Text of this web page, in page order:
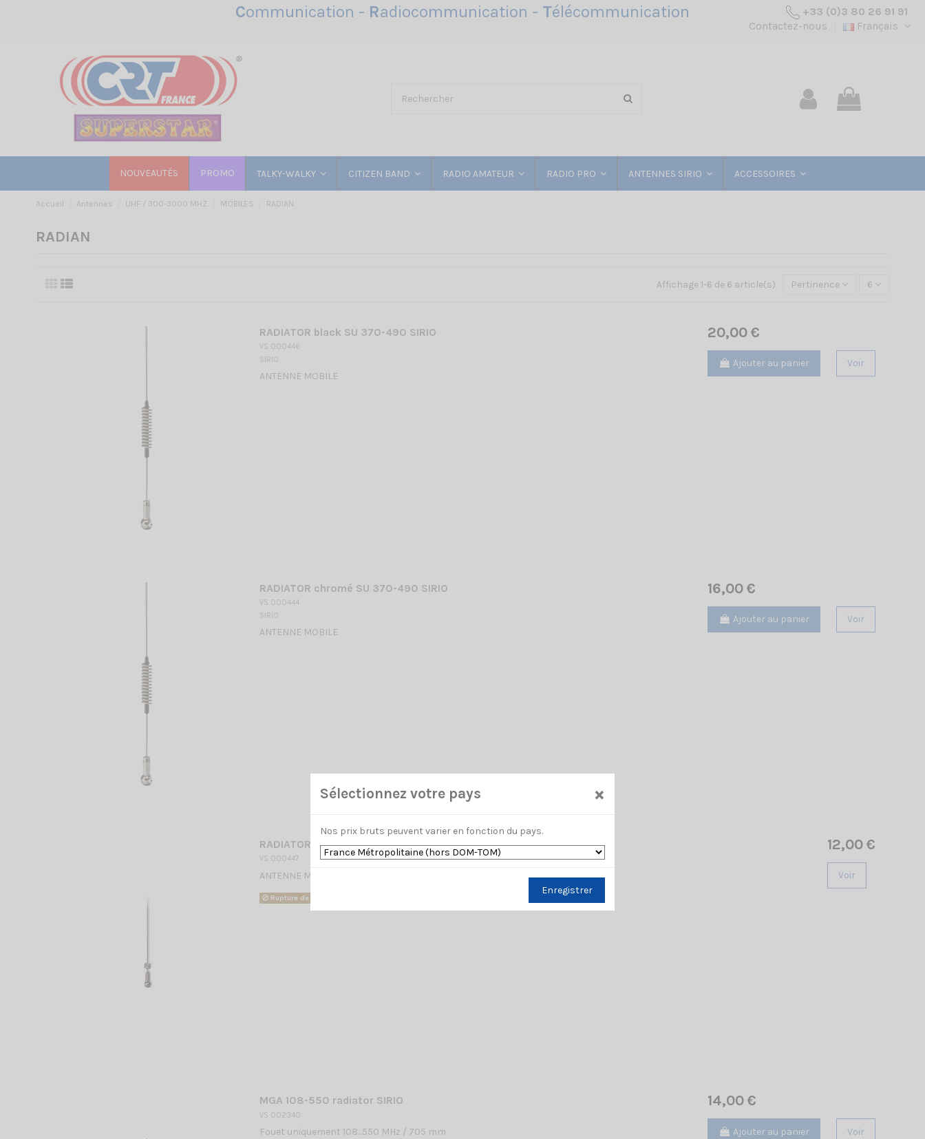
Communication - Radiocommunication - Télécommunication
+33 (0)3 80 26 91 91
Contactez-nous
Français
NOUVEAUTÉS PROMO TALKY-WALKY CITIZEN BAND RADIO AMATEUR RADIO PRO ANTENNES SIRIO ACCESSOIRES
Accueil Antennes UHF / 300-3000 MHZ MOBILES RADIAN
RADIAN
Affichage 1-6 de 6 article(s) Pertinence 6
RADIATOR black SU 370-490 SIRIO
VS 000446
SIRIO
ANTENNE MOBILE
20,00 €
Ajouter au panier Voir
RADIATOR chromé SU 370-490 SIRIO
VS 000444
SIRIO
ANTENNE MOBILE
16,00 €
Ajouter au panier Voir
RADIATOR SU 3 5/8 BLACK SIRIO
VS 000447
ANTENNE MOBILE
Rupture de stock
12,00 €
Voir
MGA 108-550 radiator SIRIO
VS 002340
Fouet uniquement 108...550 MHz / 705 mm
14,00 €
Ajouter au panier Voir
Sélectionnez votre pays ×
Nos prix bruts peuvent varier en fonction du pays.
Enregistrer